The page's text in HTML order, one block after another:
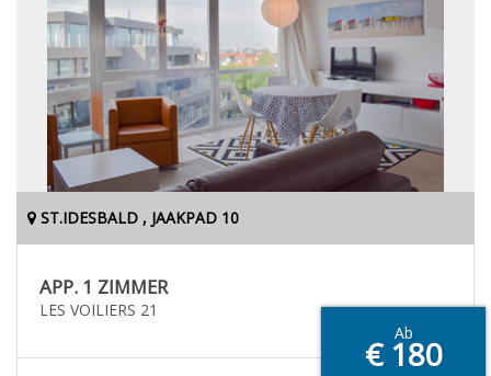
ST.IDESBALD , JAAKPAD 10
APP. 1 ZIMMER
LES VOILIERS 21
Ab
€ 180